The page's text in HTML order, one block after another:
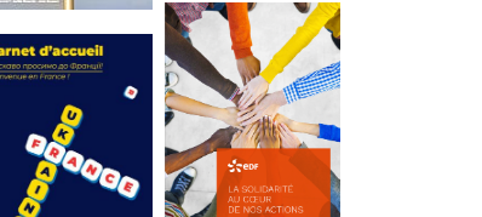
Statut de
l’élu local
Mise à jour avril
2024
FEUILLETER
La
prévention
des conflits
d’intérêts
18 septembre 2023
FEUILLETER